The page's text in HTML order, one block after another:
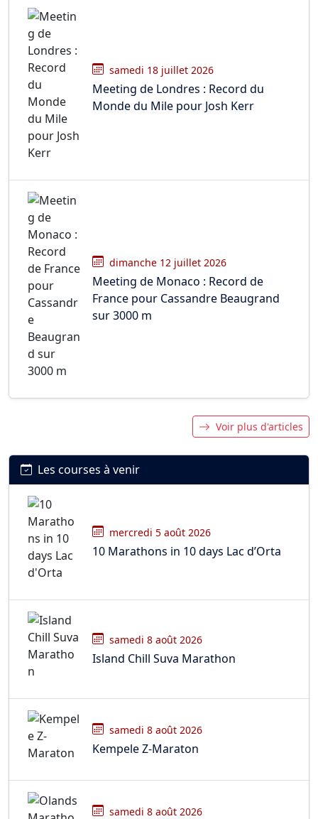
samedi 18 juillet 2026
Meeting de Londres : Record du
Monde du Mile pour Josh Kerr
dimanche 12 juillet 2026
Meeting de Monaco : Record de
France pour Cassandre Beaugrand
sur 3000 m
Voir plus d'articles
Les courses à venir
mercredi 5 août 2026
10 Marathons in 10 days Lac d’Orta
samedi 8 août 2026
Island Chill Suva Marathon
samedi 8 août 2026
Kempele Z-Maraton
samedi 8 août 2026